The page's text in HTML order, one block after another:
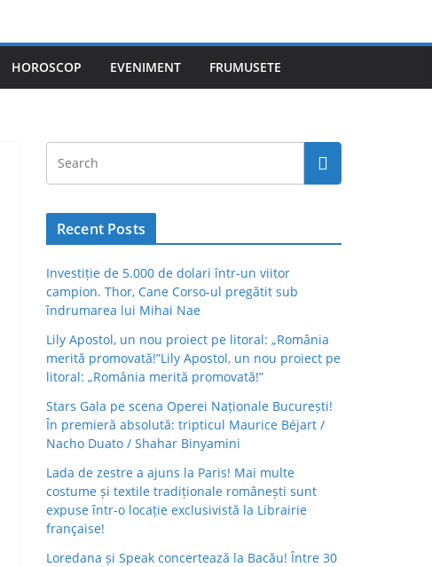
HOROSCOP EVENIMENT FRUMUSETE
Recent Posts
Investiție de 5.000 de dolari într-un viitor
campion. Thor, Cane Corso-ul pregătit sub
îndrumarea lui Mihai Nae
Lily Apostol, un nou proiect pe litoral: „România
merită promovată!”Lily Apostol, un nou proiect pe
litoral: „România merită promovată!”
Stars Gala pe scena Operei Naționale București!
În premieră absolută: tripticul Maurice Béjart /
Nacho Duato / Shahar Binyamini
Lada de zestre a ajuns la Paris! Mai multe
costume și textile tradiționale românești sunt
expuse într-o locație exclusivistă la Librairie
française!
Loredana și Speak concertează la Bacău! Între 30